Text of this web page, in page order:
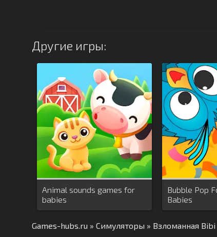
Другие игры:
Animal sounds games for
babies
Bubble Pop
Babies
Games-hubs.ru » Симуляторы » Взломанная